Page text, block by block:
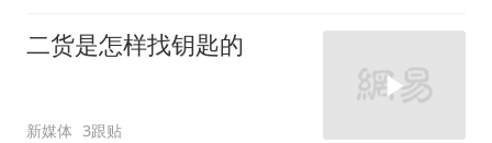
二货是怎样找钥匙的
新媒体 3跟贴